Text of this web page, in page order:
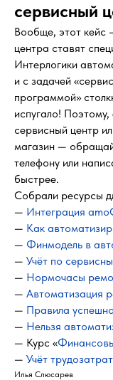
сервисный
Вообще, этот кейс
центра ставят
Интерлогики
и с задачей
программой»
испугало!
сервисный центр
магазин —
телефону или
быстрее.
Собрали ресурсы
— Интеграция
— Как
— Финмодель в
— Учёт по
— Нормочасы
— Автоматизация
— Правила
— Нельзя
— Курс «
— Учёт трудозатрат
Илья Слюсарев